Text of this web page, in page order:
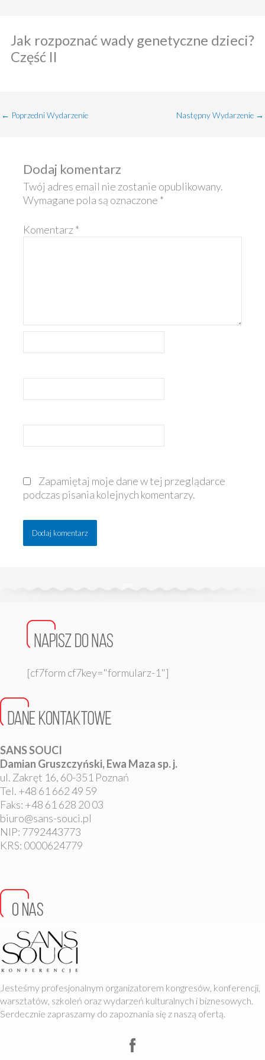
Jak rozpoznać wady genetyczne dzieci?
Część II
← Poprzedni Wydarzenie Następny Wydarzenie →
Dodaj komentarz
Twój adres email nie zostanie opublikowany.
Wymagane pola są oznaczone *
Komentarz*
mail*
internetowa
Zapamiętaj moje dane w tej przeglądarce
podczas pisania kolejnych komentarzy.
[cf7form cf7key="formularz-1"]
SANS SOUCI
Damian Gruszczyński, Ewa Maza sp. j.
ul. Zakręt 16, 60-351 Poznań
Tel. +48 61 662 49 59
Faks: +48 61 628 20 03
biuro@sans-souci.pl
NIP: 7792443773
KRS: 0000624779
Jesteśmy profesjonalnym organizatorem kongresów, konferencji,
warsztatów, szkoleń oraz wydarzeń kulturalnych i biznesowych.
Serdecznie zapraszamy do zapoznania się z naszą ofertą.